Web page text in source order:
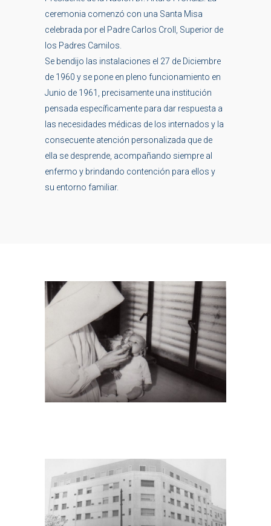
ceremonia comenzó con una Santa Misa
celebrada por el Padre Carlos Croll, Superior de
los Padres Camilos.
Se bendijo las instalaciones el 27 de Diciembre
de 1960 y se pone en pleno funcionamiento en
Junio de 1961, precisamente una institución
pensada específicamente para dar respuesta a
las necesidades médicas de los internados y la
consecuente atención personalizada que de
ella se desprende, acompañando siempre al
enfermo y brindando contención para ellos y
su entorno familiar.